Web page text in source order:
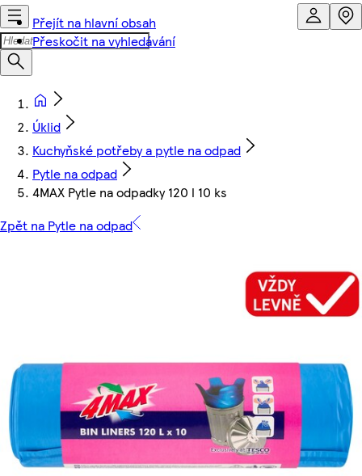
Přejít na hlavní obsah
Přeskočit na vyhledávání
Úklid
Kuchyňské potřeby a pytle na odpad
Pytle na odpad
4MAX Pytle na odpadky 120 l 10 ks
Zpět na Pytle na odpad